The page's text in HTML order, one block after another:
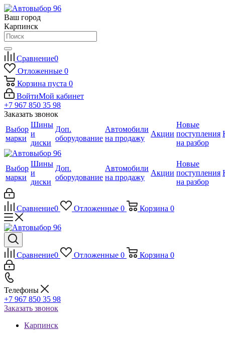
Ваш город
Карпинск
Сравнение0
Отложенные 0
Корзина пуста 0
ВойтиМой кабинет
+7 967 850 35 98
Заказать звонок
Выбор
марки
Шины
и
диски
Доп.
оборудование
Автомобили
на продажу
Акции
Новые
поступления
на разбор
Выбор
марки
Шины
и
диски
Доп.
оборудование
Автомобили
на продажу
Акции
Новые
поступления
на разбор
Сравнение0 Отложенные 0 Корзина 0
Сравнение0 Отложенные 0 Корзина 0
Телефоны
+7 967 850 35 98
Заказать звонок
Карпинск